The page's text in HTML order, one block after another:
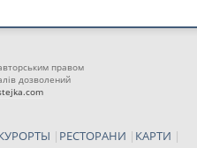
правом
дозволений
| РЕСТОРАНИ | КАРТИ |